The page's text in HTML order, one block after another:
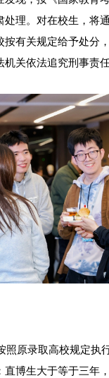
处理。对在校生，将
有关规定给予处分
关依法追究刑事责任
照原录取高校规定执
直博生大于等于三年